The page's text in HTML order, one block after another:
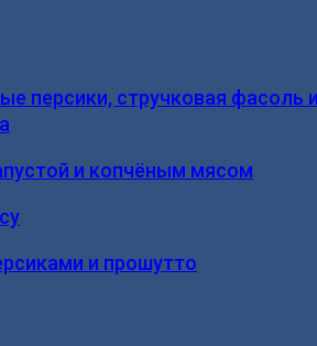
персики, стручковая фасоль
и копчёным мясом
и прошутто